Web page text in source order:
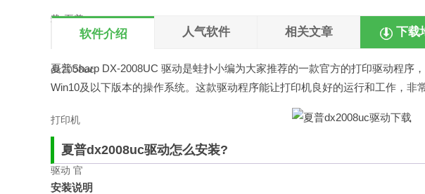
软件介绍 人气软件 相关文章 下载
夏普Sharp DX-2008UC 驱动是蛙扑小编为大家推荐的一款官方的打印驱动程序
Win10及以下版本的操作系统。这款驱动程序能让打印机良好的运行和工作，非常
夏普dx2008uc驱动怎么安装?
安装说明